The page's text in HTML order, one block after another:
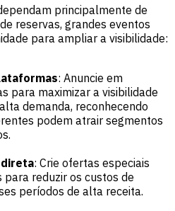
principalmente de
reservas, grandes eventos
para ampliar a visibilidade:
: Anuncie em
para maximizar a visibilidade
demanda, reconhecendo
podem atrair segmentos
: Crie ofertas especiais
reduzir os custos de
períodos de alta receita.